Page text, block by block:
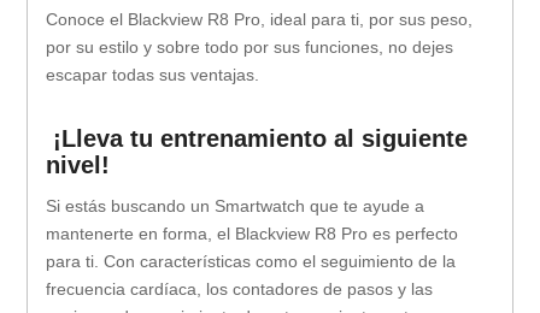
Conoce el Blackview R8 Pro, ideal para ti, por sus peso,
por su estilo y sobre todo por sus funciones, no dejes
escapar todas sus ventajas.
¡Lleva tu entrenamiento al siguiente
nivel!
Si estás buscando un Smartwatch que te ayude a
mantenerte en forma, el Blackview R8 Pro es perfecto
para ti. Con características como el seguimiento de la
frecuencia cardíaca, los contadores de pasos y las